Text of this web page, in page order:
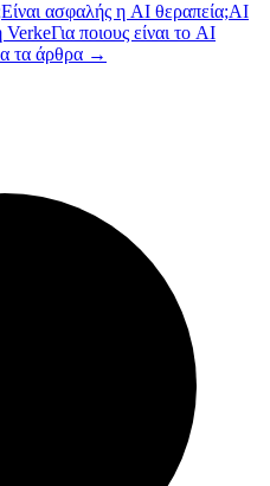
Είναι ασφαλής η AI θεραπεία;AI
VerkeΓια ποιους είναι το AI
τα άρθρα →